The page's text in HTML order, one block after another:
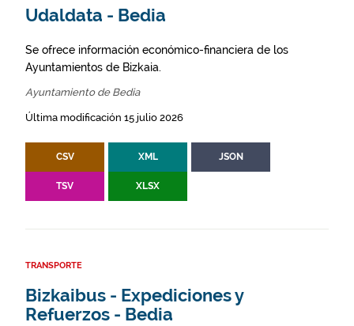
Udaldata - Bedia
Se ofrece información económico-financiera de los
Ayuntamientos de Bizkaia.
Ayuntamiento de Bedia
Última modificación 15 julio 2026
CSV XML JSON
TSV XLSX
TRANSPORTE
Bizkaibus - Expediciones y
Refuerzos - Bedia